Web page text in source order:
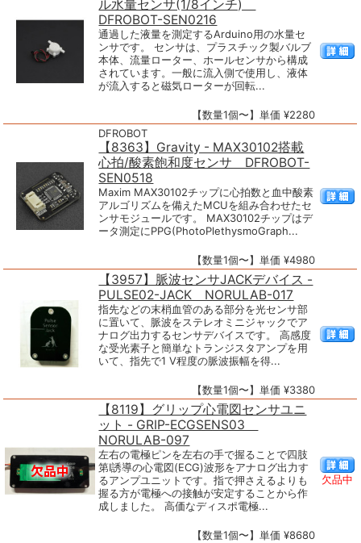
ル水量センサ(1/8インチ)
DFROBOT-SEN0216
通過した液量を測定するArduino用の水量セ
ンサです。 センサは、プラスチック製バルブ
本体、流量ローター、ホールセンサから構成
されています。一般に流入側で使用し、液体
が流入すると磁気ローターが回転...
【数量1個〜】単価 ¥2280
DFROBOT
【8363】Gravity - MAX30102搭載
心拍/酸素飽和度センサ DFROBOT-
SEN0518
Maxim MAX30102チップに心拍数と血中酸素
アルゴリズムを備えたMCUを組み合わせたセ
ンサモジュールです。 MAX30102チップはデ
ータ測定にPPG(PhotoPlethysmoGraph...
【数量1個〜】単価 ¥4980
【3957】脈波センサJACKデバイス -
PULSE02-JACK NORULAB-017
指先などの末梢血管のある部分を光センサ部
に置いて、脈波をステレオミニジャックでア
ナログ出力するセンサデバイスです。 高感度
な受光素子と簡単なトランジスタアンプを用
いて、指先で1 V程度の脈波振幅を得...
【数量1個〜】単価 ¥3380
【8119】グリップ心電図センサユニ
ット - GRIP-ECGSENS03
NORULAB-097
左右の電極ピンを左右の手で握ることで四肢
第Ⅰ誘導の心電図(ECG)波形をアナログ出力す
るアンプユニットです。指で押さえるよりも
握る方が電極への接触が安定することから作
成しました。 高価なディスポ電極...
【数量1個〜】単価 ¥8680
欠品中